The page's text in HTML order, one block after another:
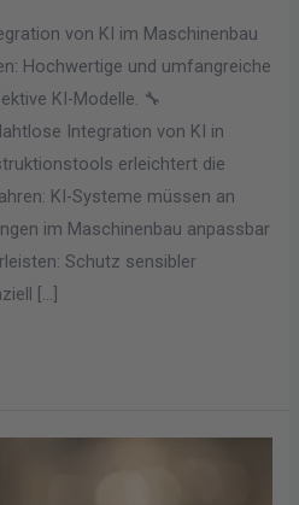
von KI im Maschinenbau
Hochwertige und umfangreiche
KI-Modelle. 🔧
Integration von KI in
erleichtert die
KI-Systeme müssen an
im Maschinenbau anpassbar
Schutz sensibler
[…]